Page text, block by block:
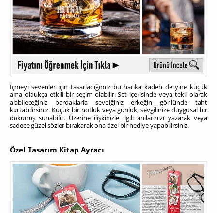
İçmeyi sevenler için tasarladığımız bu harika kadeh de yine küçük
ama oldukça etkili bir seçim olabilir. Set içerisinde veya tekil olarak
alabileceğiniz bardaklarla sevdiğiniz erkeğin gönlünde taht
kurtabilirsiniz. Küçük bir notluk veya günlük, sevgilinize duygusal bir
dokunuş sunabilir. Üzerine ilişkinizle ilgili anılarınızı yazarak veya
sadece güzel sözler bırakarak ona özel bir hediye yapabilirsiniz.
Özel Tasarım Kitap Ayracı